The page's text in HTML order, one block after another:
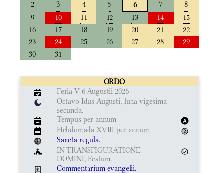
2 3 4 5 6 7
8
9
10 11 12 13 14
15
16
17 18 19 20 21
22
23
24 25 26 27 28
29
30
31
ORDO
Feria V 6 Augustii 2026
Octavo Idus Augusti, luna vigesima
secunda.
Tempus per annum
Hebdomada XVIII per annum
Sancta regula.
IN TRANSFIGURATIONE
DOMINI, Festum.
Commentarium evangelii.